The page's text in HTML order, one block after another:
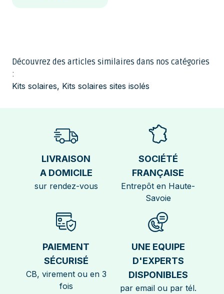
Découvrez des articles similaires dans nos catégories
:
Kits solaires, Kits solaires sites isolés
LIVRAISON
A DOMICILE
sur rendez-vous
SOCIÉTÉ
FRANÇAISE
Entrepôt en Haute-
Savoie
PAIEMENT
SÉCURISÉ
CB, virement ou en 3
fois
UNE EQUIPE
D'EXPERTS
DISPONIBLES
par email ou par tél.